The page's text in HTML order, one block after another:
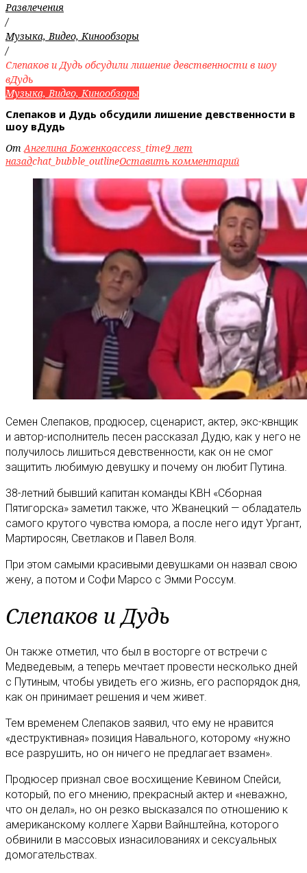
Развлечения
/
Музыка, Видео, Кинообзоры
/
Слепаков и Дудь обсудили лишение девственности в шоу
вДудь
Музыка, Видео, Кинообзоры
Слепаков и Дудь обсудили лишение девственности в
шоу вДудь
ОтАнгелина Боженкоaccess_time9 лет
назадchat_bubble_outlineОставить комментарий
Семен Слепаков, продюсер, сценарист, актер, экс-квнщик
и автор-исполнитель песен рассказал Дудю, как у него не
получилось лишиться девственности, как он не смог
защитить любимую девушку и почему он любит Путина.
38-летний бывший капитан команды КВН «Сборная
Пятигорска» заметил также, что Жванецкий — обладатель
самого крутого чувства юмора, а после него идут Ургант,
Мартиросян, Светлаков и Павел Воля.
При этом самыми красивыми девушками он назвал свою
жену, а потом и Софи Марсо с Эмми Россум.
Слепаков и Дудь
Он также отметил, что был в восторге от встречи с
Медведевым, а теперь мечтает провести несколько дней
с Путиным, чтобы увидеть его жизнь, его распорядок дня,
как он принимает решения и чем живет.
Тем временем Слепаков заявил, что ему не нравится
«деструктивная» позиция Навального, которому «нужно
все разрушить, но он ничего не предлагает взамен».
Продюсер признал свое восхищение Кевином Спейси,
который, по его мнению, прекрасный актер и «неважно,
что он делал», но он резко высказался по отношению к
американскому коллеге Харви Вайнштейна, которого
обвинили в массовых изнасилованиях и сексуальных
домогательствах.